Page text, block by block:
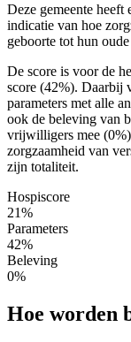
Deze gemeente heeft
indicatie van hoe
geboorte tot hun
De score is voor de
score (42%). Daarbij
parameters met alle
ook de beleving van
vrijwilligers mee
zorgzaamheid van
zijn totaliteit.
Hospiscore
21%
Parameters
42%
Beleving
0%
Hoe worden